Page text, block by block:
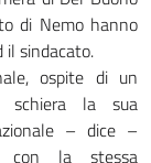
di Nemo hanno
il sindacato.
ospite di un
schiera la sua
– dice –
con la stessa